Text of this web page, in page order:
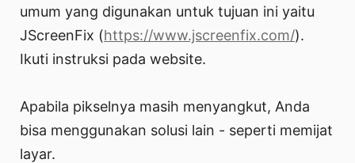
umum yang digunakan untuk tujuan ini yaitu
JScreenFix (https://www.jscreenfix.com/).
Ikuti instruksi pada website.
Apabila pikselnya masih menyangkut, Anda
bisa menggunakan solusi lain - seperti memijat
layar.